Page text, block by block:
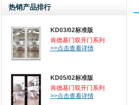
热销产品排行
KD03/02标准版
肯德基门双开门系列
>>点击查看详情
KD05/02标准版
肯德基门双开门系列
>>点击查看详情